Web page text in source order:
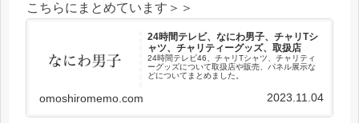
こちらにまとめています＞＞
24時間テレビ、なにわ男子、チャリTシ
ャツ、チャリティーグッズ、取扱店
24時間テレビ46、チャリTシャツ、チャリティ
ーグッズについて取扱店や販売、パネル展示な
どについてまとめました。
omoshiromemo.com 2023.11.04